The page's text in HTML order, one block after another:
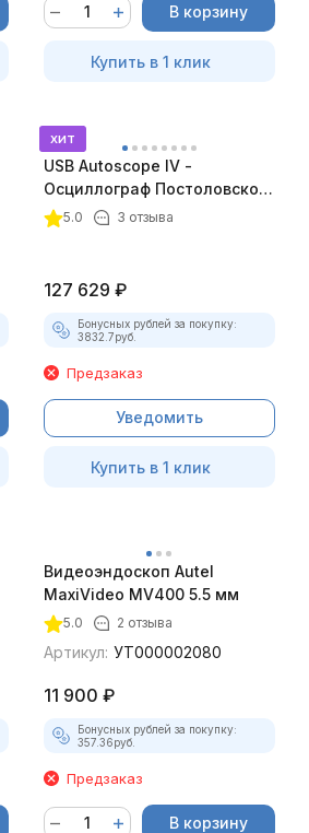
В корзину
Купить в 1 клик
хит
USB Autoscope IV -
Осциллограф Постоловского
4 (полный комплект)
5.0 3 отзыва
127 629 ₽
Бонусных рублей за покупку:
3832.7руб.
Предзаказ
Уведомить
Купить в 1 клик
Видеоэндоскоп Autel
MaxiVideo MV400 5.5 мм
5.0 2 отзыва
Артикул: УТ000002080
11 900 ₽
Бонусных рублей за покупку:
357.36руб.
Предзаказ
В корзину